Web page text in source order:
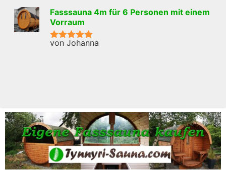
Fasssauna 4m für 6 Personen mit einem
Vorraum
Bewertet mit
von Johanna